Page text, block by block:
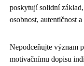
poskytují solidní
osobnost, autentičnost
Nepodceňujte význam
motivačnímu dopisu